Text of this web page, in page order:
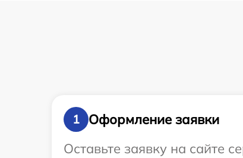
1
Оформление заявки
Оставьте заявку на сайте